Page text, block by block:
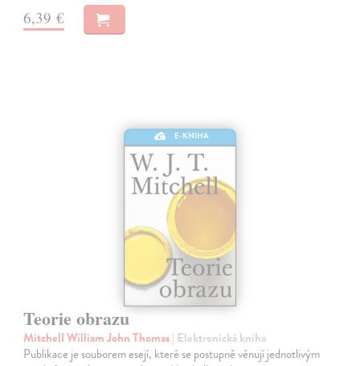
6,39 €
E-KNIHA
Teorie obrazu
Mitchell William John Thomas| Elektronická kniha
Publikace je souborem esejí, které se postupně věnují jednotlivým